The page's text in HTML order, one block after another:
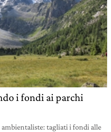
i fondi ai parchi
tagliati i fondi alle